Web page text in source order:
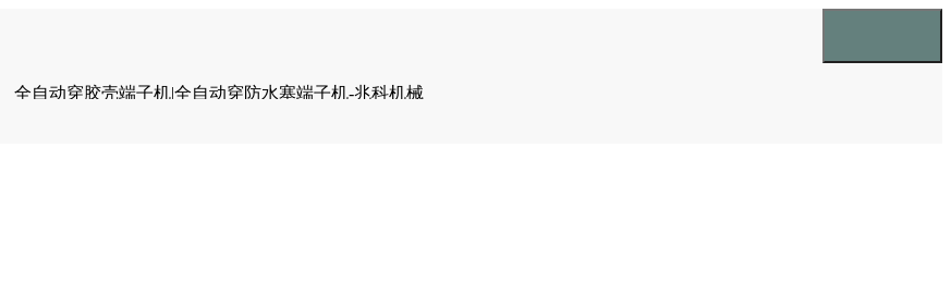
全自动穿胶壳端子机|全自动穿防水塞端子机-兆科机械